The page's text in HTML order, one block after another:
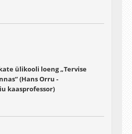
ülikooli loeng „Tervise
(Hans Orru -
kaasprofessor)